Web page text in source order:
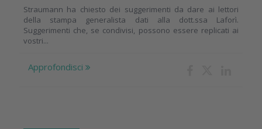
Straumann ha chiesto dei suggerimenti da dare ai lettori
della stampa generalista dati alla dott.ssa Laforì.
Suggerimenti che, se condivisi, possono essere replicati ai
vostri...
Approfondisci